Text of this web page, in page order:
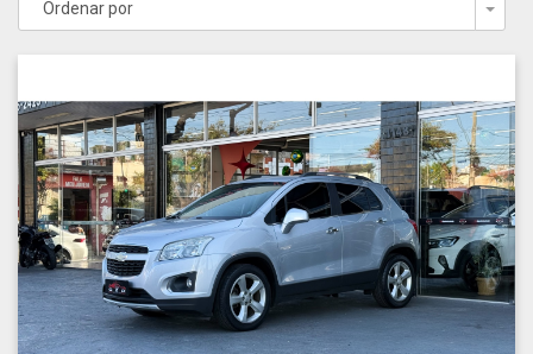
Ordenar por